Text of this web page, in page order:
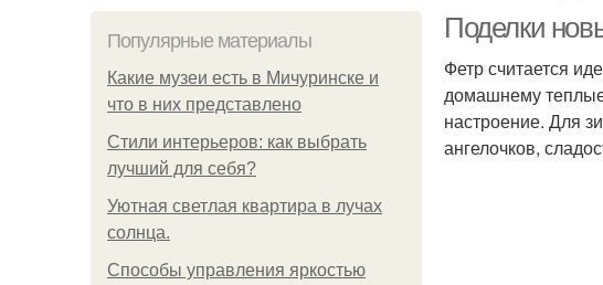
Популярные материалы
Какие музеи есть в Мичуринске и
что в них представлено
Стили интерьеров: как выбрать
лучший для себя?
Уютная светлая квартира в лучах
солнца.
Способы управления яркостью
Поделки
Фетр считается
домашнему
настроение. Для
ангелочков,